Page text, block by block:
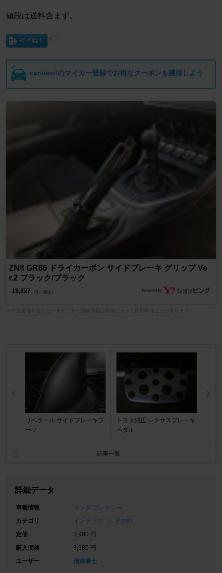
値段は送料含まず。
イイね！
carview!のマイカー登録でお得なクーポンを獲得しよう
ZN8 GR86 ドライカーボン サイドブレーキ グリップ Ve
r.2 ブラック/ブラック
19,827 円 （税込）
リベラール サイドブレーキブ
ーツ
トヨタ純正 レクサスブレーキ
ペダル
記事一覧
詳細データ
車種情報
マツダ プレマシー
カテゴリ
インテリア
その他
定価
3,980 円
購入価格
3,980 円
ユーザー
泡沫拳士